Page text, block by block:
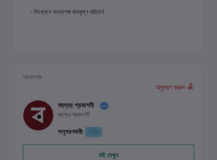
- লিখেছেন অধ্যাপক রামকৃষ্ণ ভট্টাচার্য
প্রকাশক
অনুসরণ করুন
বহুস্বর প্রকাশনী
বহুস্বর প্রকাশনী
অনুসরণকারী:
739
বই দেখুন